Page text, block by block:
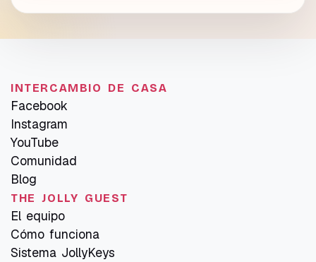
INTERCAMBIO DE CASA
Facebook
Instagram
YouTube
Comunidad
Blog
THE JOLLY GUEST
El equipo
Cómo funciona
Sistema JollyKeys